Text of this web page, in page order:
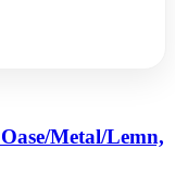
Metal/Lemn,